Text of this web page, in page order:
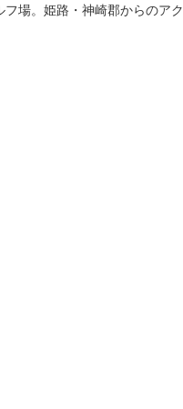
場。姫路・神崎郡からのアク